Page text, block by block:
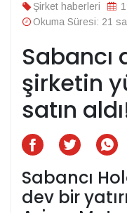
Şirket haberleri
Okuma Süresi: 21
Sabancı
şirketin
satın
Sabancı
dev bir